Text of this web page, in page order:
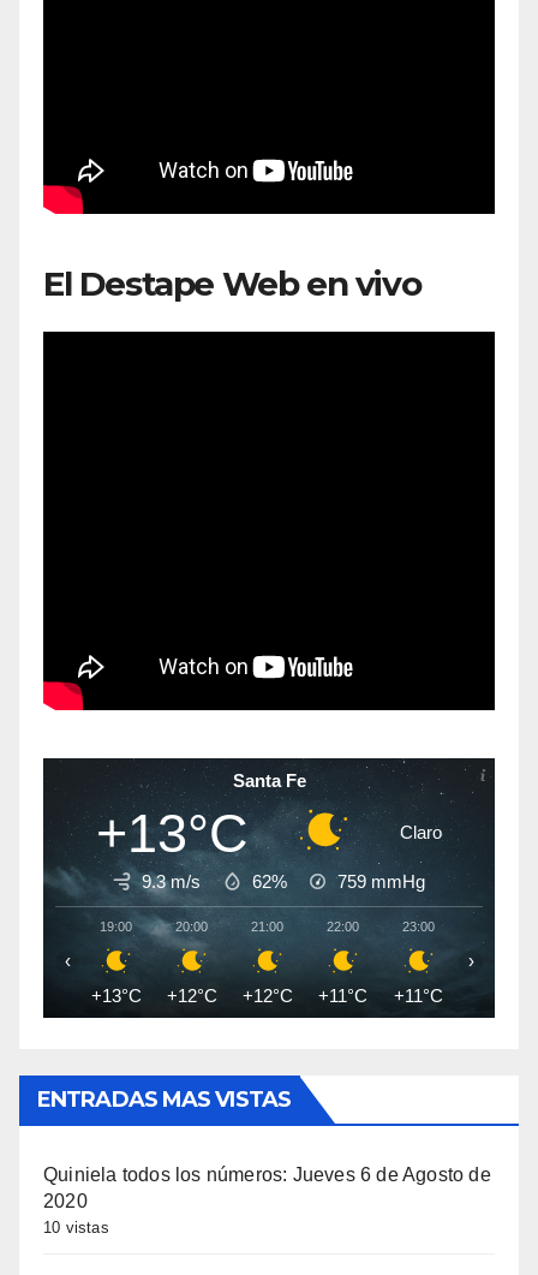
El Destape Web en vivo
Santa Fe
+13°C Claro
9.3 m/s 62% 759 mmHg
19:00
+13°C
20:00
+12°C
21:00
+12°C
22:00
+11°C
23:00
+11°C +10°C
‹ ›
ENTRADAS MAS VISTAS
Quiniela todos los números: Jueves 6 de Agosto de
2020
10 vistas